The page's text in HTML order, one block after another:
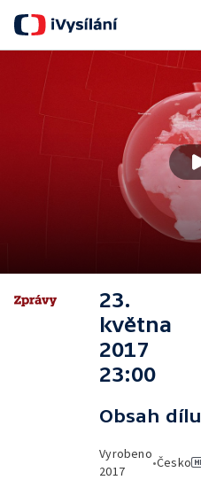
23.
května
2017
23:00
Obsah dílu
Vyrobeno
2017
•Česko